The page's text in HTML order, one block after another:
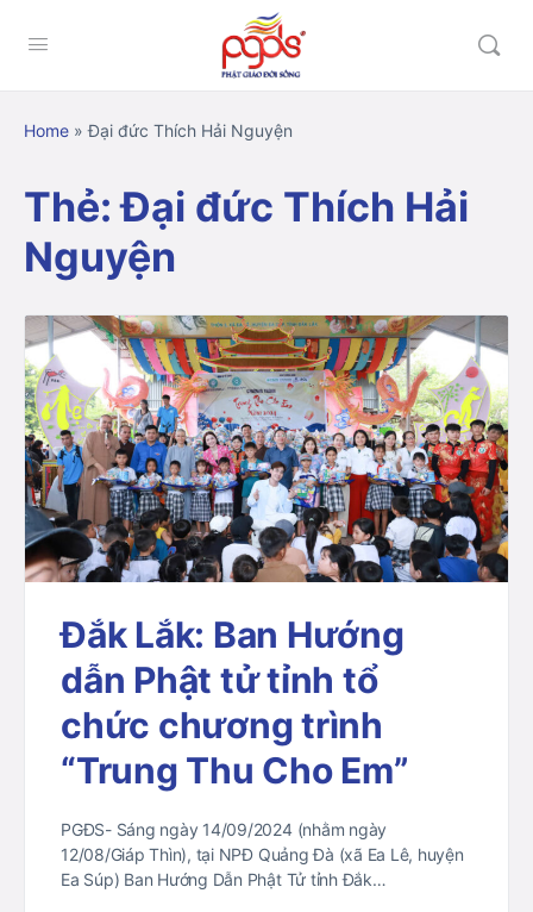
Home »Đại đức Thích Hải Nguyện
Thẻ:Đại đức Thích Hải
Nguyện
Đắk Lắk: Ban Hướng
dẫn Phật tử tỉnh tổ
chức chương trình
“Trung Thu Cho Em”
PGĐS- Sáng ngày 14/09/2024 (nhằm ngày
12/08/Giáp Thìn), tại NPĐ Quảng Đà (xã Ea Lê, huyện
Ea Súp) Ban Hướng Dẫn Phật Tử tỉnh Đắk…